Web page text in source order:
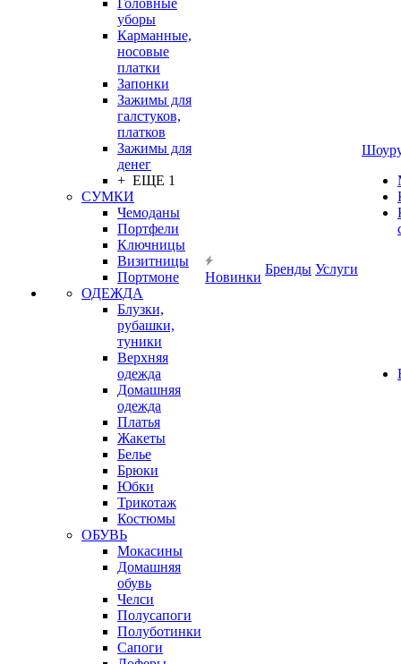
Головные
уборы
Карманные,
носовые
платки
Запонки
Зажимы для
галстуков,
платков
Зажимы для
денег
+ ЕЩЕ 1
СУМКИ
Чемоданы
Портфели
Ключницы
Визитницы
Портмоне
ОДЕЖДА
Блузки,
рубашки,
туники
Верхняя
одежда
Домашняя
одежда
Платья
Жакеты
Белье
Брюки
Юбки
Трикотаж
Костюмы
ОБУВЬ
Мокасины
Домашняя
обувь
Челси
Полусапоги
Полуботинки
Сапоги
Новинки
Бренды Услуги